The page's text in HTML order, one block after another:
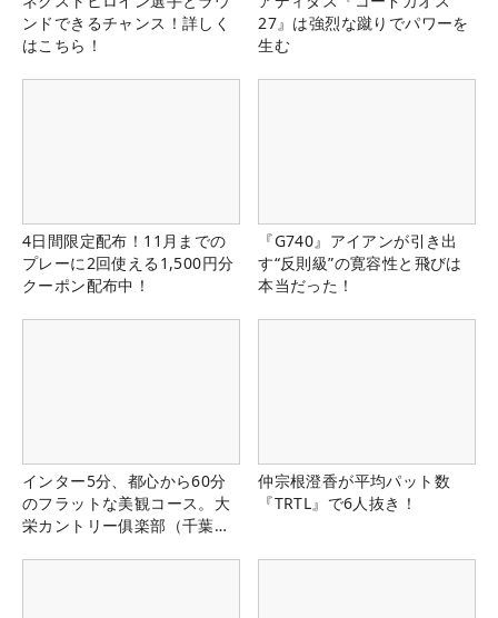
ンドできるチャンス！詳しく
はこちら！
27』は強烈な蹴りでパワーを
生む
4日間限定配布！11月までの
プレーに2回使える1,500円分
クーポン配布中！
『G740』アイアンが引き出
す“反則級”の寛容性と飛びは
本当だった！
インター5分、都心から60分
のフラットな美観コース。大
栄カントリー俱楽部（千葉
仲宗根澄香が平均パット数
『TRTL』で6人抜き！